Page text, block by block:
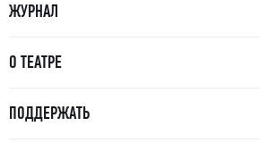
ЖУРНАЛ
О ТЕАТРЕ
ПОДДЕРЖАТЬ